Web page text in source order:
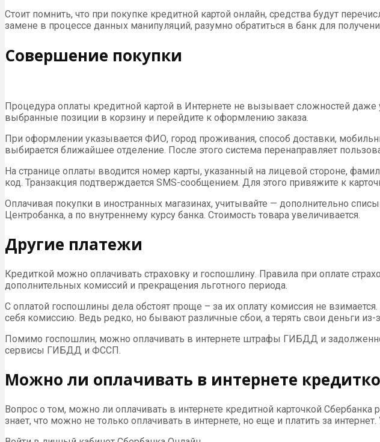
Стоит помнить, что при покупке кредитной картой онлайн, средства будут
замене в процессе данных манипуляций, разумно обратиться в банк для
Совершение покупки
Процедура оплаты кредитной картой в Интернете не вызывает сложностей даже
выбранные позиции в корзину и перейдите к оформлению заказа.
При оформлении указывается ФИО, город проживания, способ доставки,
выбирается ближайшее отделение. После этого система перенаправляет
На странице оплаты вводится номер карты, указанный на лицевой стороне,
код. Транзакция подтверждается SMS-сообщением. Для этого привяжите к
Оплачивая покупки в иностранных магазинах, учитывайте — дополнительно
Центробанка, а по внутреннему курсу банка. Стоимость товара увеличивается.
Другие платежи
Кредиткой можно оплачивать страховку и госпошлину. Правила при оплате
дополнительных комиссий и прекращения льготного периода.
С оплатой госпошлины дела обстоят проще – за их оплату комиссия не
себя комиссию. Ведь редко, но бывают различные сбои, а терять свои деньги из-
Помимо госпошлин, можно оплачивать в интернете штрафы ГИБДД и
сервисы ГИБДД и ФССП.
Можно ли оплачивать в интернете
Вопрос о том, можно ли оплачивать в интернете кредитной карточкой
знает, что можно не только оплачивать в интернете, но еще и платить за